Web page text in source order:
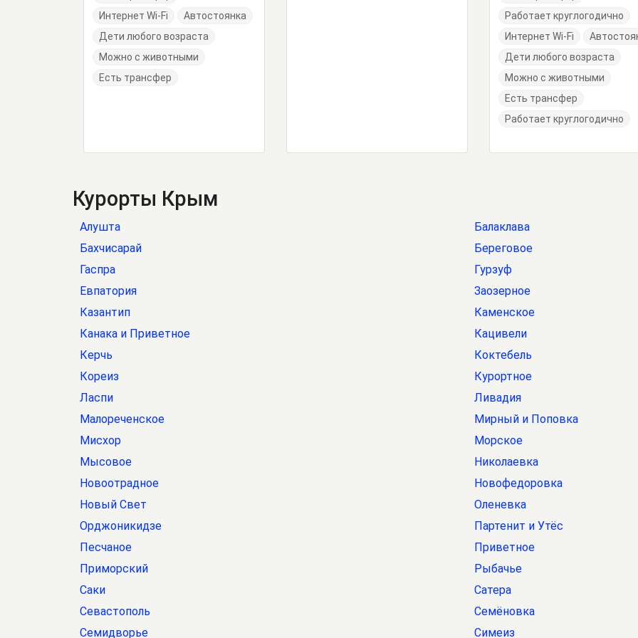
Интернет Wi-Fi
Автостоянка
Дети любого возраста
Можно с животными
Есть трансфер
Работает круглогодично
Интернет Wi-Fi
Дети любого возраста
Можно с животными
Есть трансфер
Работает круглогодично
Курорты Крым
Алушта
Балаклава
Бахчисарай
Береговое
Гаспра
Гурзуф
Евпатория
Заозерное
Казантип
Каменское
Канака и Приветное
Кацивели
Керчь
Коктебель
Кореиз
Курортное
Ласпи
Ливадия
Малореченское
Мирный и Поповка
Мисхор
Морское
Мысовое
Николаевка
Новоотрадное
Новофедоровка
Новый Свет
Оленевка
Орджоникидзе
Партенит и Утёс
Песчаное
Приветное
Приморский
Рыбачье
Саки
Сатера
Севастополь
Семёновка
Семидворье
Симеиз